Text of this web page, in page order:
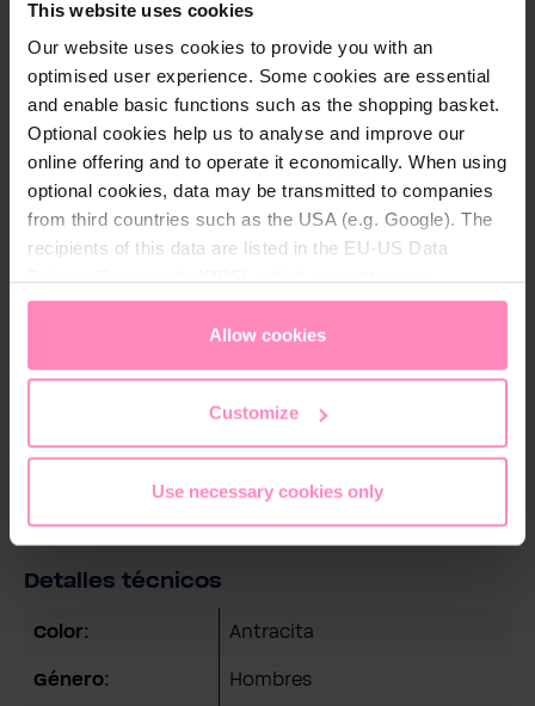
This website uses cookies
Our website uses cookies to provide you with an
optimised user experience. Some cookies are essential
and enable basic functions such as the shopping basket.
Optional cookies help us to analyse and improve our
online offering and to operate it economically. When using
optional cookies, data may be transmitted to companies
from third countries such as the USA (e.g. Google). The
recipients of this data are listed in the EU-US Data
appropriate level of data protection. You canaccept all
only allow necessary cookies
access and change your chosen setting at any time in
Allow cookies
Customize
Use necessary cookies only
- Fairtrade Cotton
- Normativa Textil Ecológica Mundial (GOTS)
Descripción
Estarás a la última con nuestro polo BWT Pink
del logotipo de BWT en el pecho y un estampado
tonal del logotipo de BWT en la espalda en la parte
las mangas son de material rasgado y los botones
también están decorados con el logotipo de BWT.
Detalles técnicos
Color: Antracita
Género: Hombres